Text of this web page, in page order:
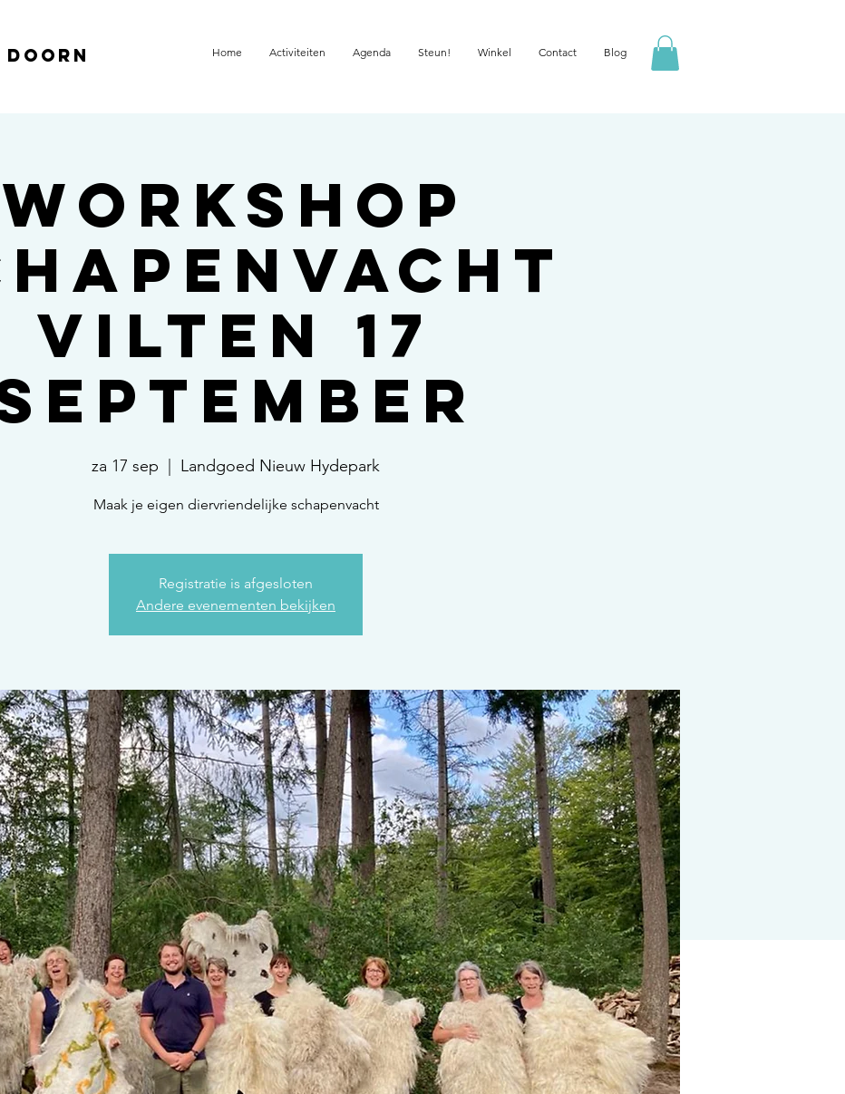
Doorn Home Activiteiten Agenda Steun! Winkel Contact Blog
Workshop
vilten 17
za 17 sep Landgoed Nieuw Hydepark
Maak je eigen diervriendelijke schapenvacht
Registratie is afgesloten
Andere evenementen bekijken